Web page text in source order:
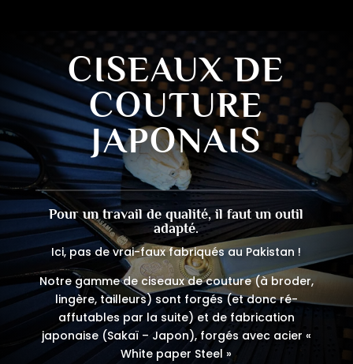
CISEAUX DE
COUTURE
JAPONAIS
Pour un travail de qualité, il faut un outil
adapté.
Ici, pas de vrai-faux fabriqués au Pakistan !
Notre gamme de ciseaux de couture (à broder,
lingère, tailleurs) sont forgés (et donc ré-
affutables par la suite) et de fabrication
japonaise (Sakaï – Japon), forgés avec acier «
White paper Steel »